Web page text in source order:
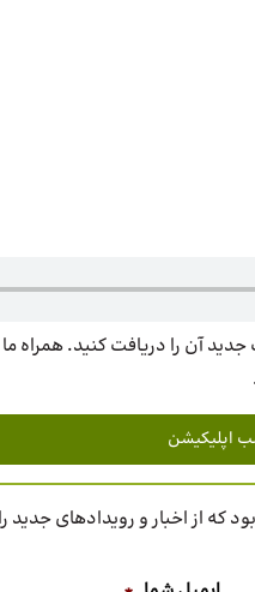
آن را دریافت کنید. همراه ما
اپلیکیشن
که از اخبار و رویدادهای